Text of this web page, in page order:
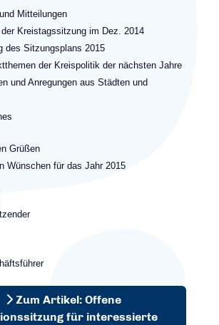
Mitteilungen
Kreistagssitzung im Dez. 2014
des Sitzungsplans 2015
der Kreispolitik der nächsten Jahre
und Anregungen aus Städten und
Grüßen
Wünschen für das Jahr 2015
Zum Artikel: Offene
für interessierte